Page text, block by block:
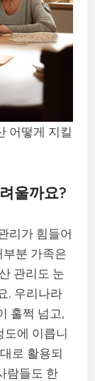
어떻게 지킬
울까요?
리가 힘들어
분 가족은
관리도 눈
. 우리나라
훌쩍 넘고,
도에 이릅니
로 활용되
람들도 한